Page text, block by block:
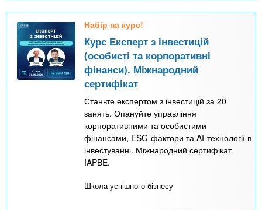
Набір на курс!
Курс Експерт з інвестицій
(особисті та корпоративні
фінанси). Міжнародний
сертифікат
Станьте експертом з інвестицій за 20
занять. Опануйте управління
корпоративними та особистими
фінансами, ESG-фактори та AI-технології в
інвестуванні. Міжнародний сертифікат
IAPBE.
Школа успішного бізнесу